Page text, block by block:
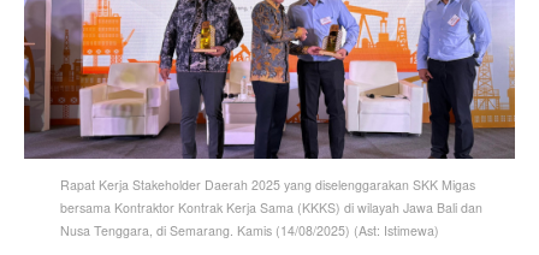
Rapat Kerja Stakeholder Daerah 2025 yang diselenggarakan SKK Migas
bersama Kontraktor Kontrak Kerja Sama (KKKS) di wilayah Jawa Bali dan
Nusa Tenggara, di Semarang. Kamis (14/08/2025) (Ast: Istimewa)